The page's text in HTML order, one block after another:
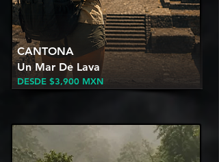
DESDE $3,900 MXN
CANTONA
Un Mar De Lava